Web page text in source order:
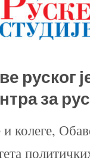
руског
за
колеге,